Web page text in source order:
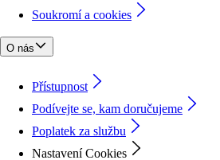
Soukromí a cookies
O nás
Přístupnost
Podívejte se, kam doručujeme
Poplatek za službu
Nastavení Cookies